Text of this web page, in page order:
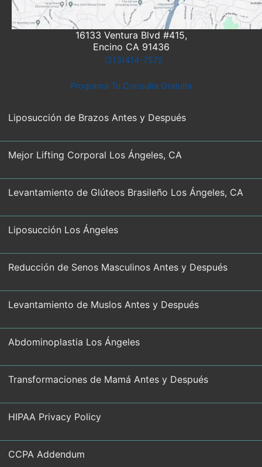
16133 Ventura Blvd #415,
Encino CA 91436
(213)414-7572
Programa Tu Consulta Gratuita
Liposucción de Brazos Antes y Después
Mejor Lifting Corporal Los Ángeles, CA
Levantamiento de Glúteos Brasileño Los Ángeles, CA
Liposucción Los Ángeles
Reducción de Senos Masculinos Antes y Después
Levantamiento de Muslos Antes y Después
Abdominoplastia Los Ángeles
Transformaciones de Mamá Antes y Después
HIPAA Privacy Policy
CCPA Addendum